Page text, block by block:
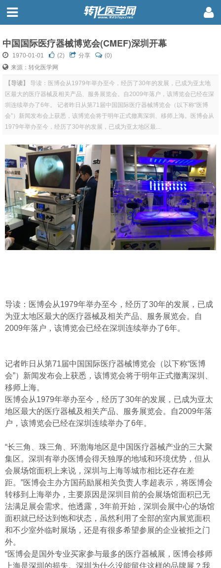
中国国际医疗器械博览会(CMEF)深圳开幕
1970-01-01 (2) 分享
(0)
来源：转化医学网
【导读】
导读：医博会从1979年举办至今，经历了30年的发展，已成为亚太地
区最大的医疗器械及相关产品、服务展览会。自2009年落户，该博览会已经在深
圳连续举办了6年。 记者昨日从第71届中国国际医疗器械博览会（以下称“医博
会”）新闻发布会上获悉，该博览会将于明年正式撤离深圳、移师上海。医博会从
1979年举办至今，经历了30年的发展，已成为亚太地区最...
导读：医博会从1979年举办至今，经历了30年的发展，已成
为亚太地区最大的医疗器械及相关产品、服务展览会。自
2009年落户，该博览会已经在深圳连续举办了6年。
记者昨日从第71届中国国际医疗器械博览会（以下称“医博
会”）新闻发布会上获悉，该博览会将于明年正式撤离深圳、
移师上海。
医博会从1979年举办至今，经历了30年的发展，已成为亚太
地区最大的医疗器械及相关产品、服务展览会。自2009年落
户，该博览会已经在深圳连续举办了6年。
“长三角、珠三角、环渤海地区是中国医疗器械产业的三大聚
集区。深圳有举办医博会得天独厚的地域和环境优势，但从
会展场馆面积上来说，深圳与上海等城市相比还存在差
距。”医博会主办方国药励展相关负责人李超表示，将医博会
转移到上海举办，主要原因是深圳目前的会展场馆面积已无
法满足展会需求。他透露，3年前开始，深圳会展中心的场馆
面积就已经达到饱和状态，虽然利用了全部的室内展览面积
和不少室外临时展场，还是有很多希望参展的企业被拒之门
外。
“医博会是国外专业买家参与最多的医疗器械展，医博会移师
上海是深圳的损失。深圳为什么没能留住这样的品牌展？我